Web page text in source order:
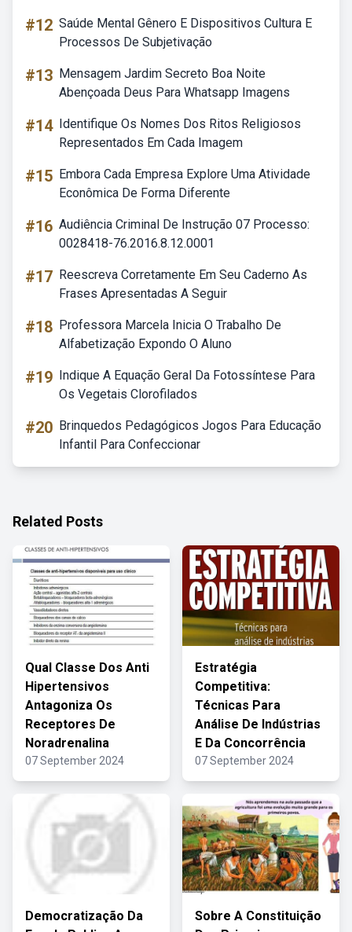
#12 Saúde Mental Gênero E Dispositivos Cultura E
Processos De Subjetivação
#13 Mensagem Jardim Secreto Boa Noite
Abençoada Deus Para Whatsapp Imagens
#14 Identifique Os Nomes Dos Ritos Religiosos
Representados Em Cada Imagem
#15 Embora Cada Empresa Explore Uma Atividade
Econômica De Forma Diferente
#16 Audiência Criminal De Instrução 07 Processo:
0028418-76.2016.8.12.0001
#17 Reescreva Corretamente Em Seu Caderno As
Frases Apresentadas A Seguir
#18 Professora Marcela Inicia O Trabalho De
Alfabetização Expondo O Aluno
#19 Indique A Equação Geral Da Fotossíntese Para
Os Vegetais Clorofilados
#20 Brinquedos Pedagógicos Jogos Para Educação
Infantil Para Confeccionar
Related Posts
Qual Classe Dos Anti
Hipertensivos
Antagoniza Os
Receptores De
Noradrenalina
07 September 2024
Estratégia
Competitiva:
Técnicas Para
Análise De Indústrias
E Da Concorrência
07 September 2024
Democratização Da
Sobre A Constituição